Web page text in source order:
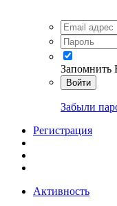
Запомнить
Войти
Забыли
Регистрация
Активность